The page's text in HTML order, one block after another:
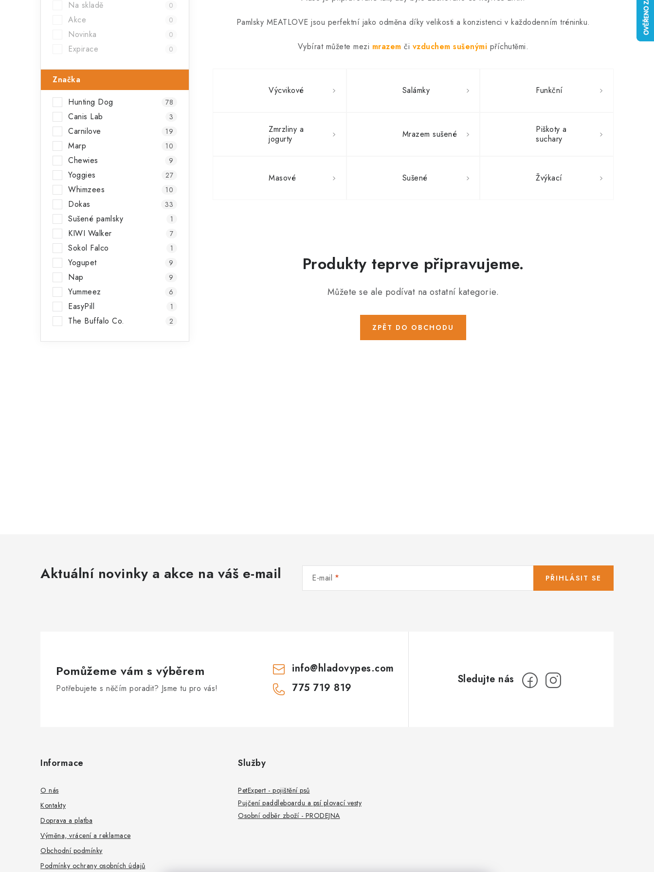
í
p
Na skladě
0
Akce 0
Novinka 0
Expirace 0
Značka
Hunting Dog
78
Canis Lab 3
Carnilove 19
Marp 10
Chewies 9
Yoggies 27
Whimzees 10
Dokas 33
Sušené pamlsky 1
KIWI Walker 7
Sokol Falco 1
Yogupet 9
Nap 9
Yummeez 6
EasyPill 1
The Buffalo Co. 2
Pamlsky MEATLOVE jsou perfektní jako odměna díky velikosti a konzistenci v každodenním tréninku.
Vybírat můžete mezi mrazem či vzduchem sušenými příchutěmi.
Výcvikové Salámky Funkční
Zmrzliny a
jogurty
Mrazem sušené
Piškoty a
suchary
Masové Sušené Žvýkací
Produkty teprve připravujeme.
Můžete se ale podívat na ostatní kategorie.
ZPĚT DO OBCHODU
Aktuální novinky a akce na váš e-mail E-mail PŘIHLÁSIT SE
Pomůžeme vám s výběrem
Potřebujete s něčím poradit? Jsme tu pro vás!
info@hladovypes.com
775 719 819
Informace
O nás
Kontakty
Doprava a platba
Výměna, vrácení a reklamace
Obchodní podmínky
Podmínky ochrany osobních údajů
Služby
PetExpert - pojištění psů
Pujčení paddleboardu a psí plovací vesty
Osobní odběr zboží - PRODEJNA